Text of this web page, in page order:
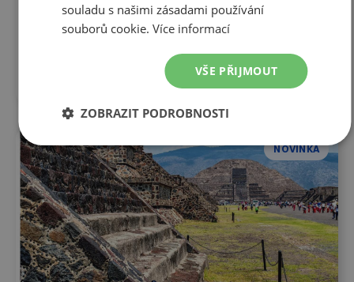
Guatemala, Mexiko, Belize,
Honduras 19. 1. - 4. 2. 2027
4. 2. 2027
NOVINKA
souladu s našimi zásadami používání
souborů cookie.Více informací
VŠE PŘIJMOUT
ZOBRAZIT PODROBNOSTI